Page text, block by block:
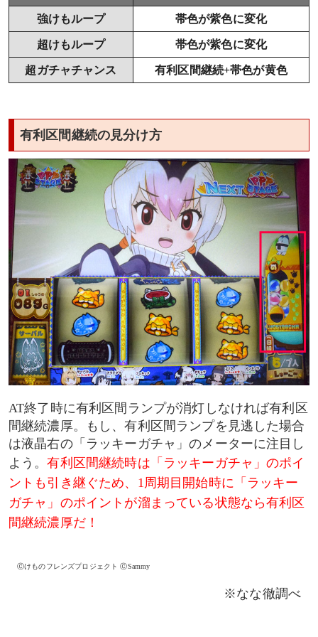
強けもループ 帯色が紫色に変化
超けもループ 帯色が紫色に変化
超ガチャチャンス 有利区間継続+帯色が黄色
有利区間継続の見分け方
AT終了時に有利区間ランプが消灯しなければ有利区
間継続濃厚。もし、有利区間ランプを見逃した場合
は液晶右の「ラッキーガチャ」のメーターに注目し
よう。有利区間継続時は「ラッキーガチャ」のポイ
ントも引き継ぐため、1周期目開始時に「ラッキー
ガチャ」のポイントが溜まっている状態なら有利区
間継続濃厚だ！
Ⓒけものフレンズプロジェクト ⒸSammy
※なな徹調べ